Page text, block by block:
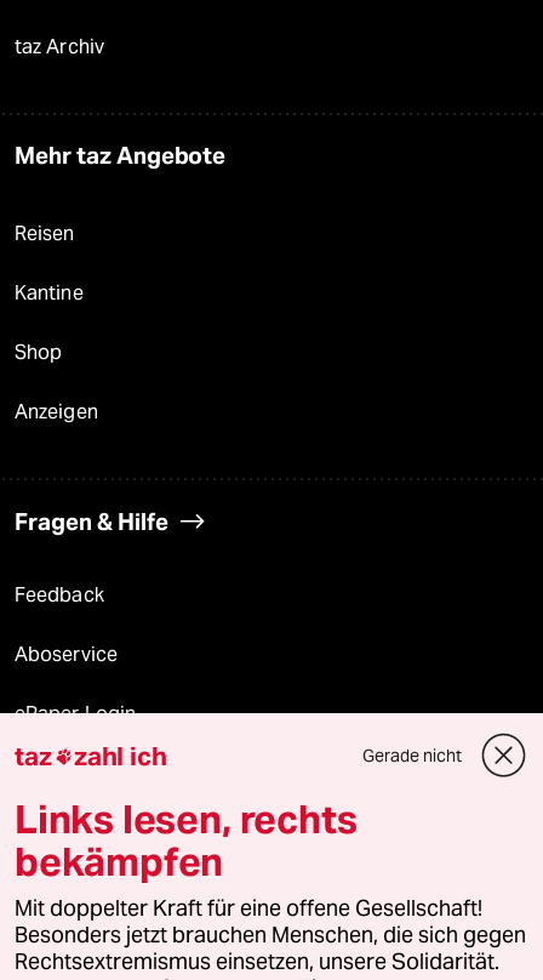
taz Archiv
Mehr taz Angebote
Reisen
Kantine
Shop
Anzeigen
Fragen & Hilfe
Feedback
Aboservice
ePaper Login
Downloads für Abonnierende
© 2026 taz Verlags und Vertriebs GmbH
Alle Rechte vorbehalten. Bei rechtlichen Fragen oder für Genehmigungen
wenden Sie sich bitte an
lizenzen@taz.de
taz zahl ich Gerade nicht
Links lesen, rechts
bekämpfen
Mit doppelter Kraft für eine offene Gesellschaft!
Besonders jetzt brauchen Menschen, die sich gegen
Rechtsextremismus einsetzen, unsere Solidarität.